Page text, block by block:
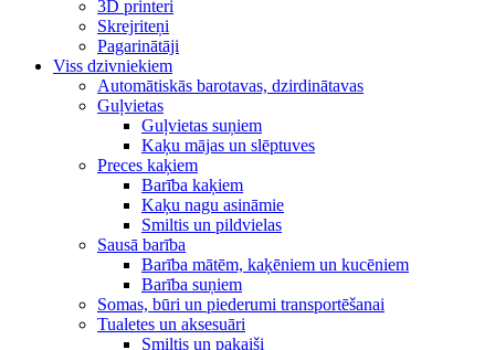
3D printeri
Skrejriteņi
Pagarinātāji
Viss dzivniekiem
Automātiskās barotavas, dzirdinātavas
Guļvietas
Guļvietas suņiem
Kaķu mājas un slēptuves
Preces kaķiem
Barība kaķiem
Kaķu nagu asināmie
Smiltis un pildvielas
Sausā barība
Barība mātēm, kaķēniem un kucēniem
Barība suņiem
Somas, būri un piederumi transportēšanai
Tualetes un aksesuāri
Smiltis un pakaiši